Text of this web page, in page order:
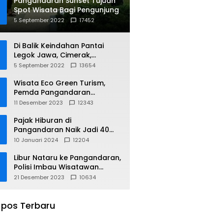
Spot Wisata Bagi Pengunjung
5 September 2022 17452
Di Balik Keindahan Pantai
Legok Jawa, Cimerak,
Pangandaran
5 September 2022 13654
Wisata Eco Green Turism,
Pemda Pangandaran
Gandeng PLN
11 Desember 2023 12343
Pajak Hiburan di
Pangandaran Naik Jadi 40
Persen
10 Januari 2024 12204
Libur Nataru ke Pangandaran,
Polisi Imbau Wisatawan
Gunakan Jalur Arteri
21 Desember 2023 10634
Terbaru